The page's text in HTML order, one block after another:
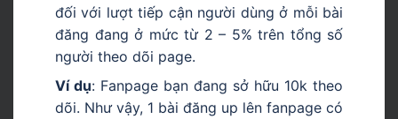
đối với lượt tiếp cận người dùng ở mỗi bài
đăng đang ở mức từ 2 – 5% trên tổng số
người theo dõi page.
Ví dụ: Fanpage bạn đang sở hữu 10k theo
dõi. Như vậy, 1 bài đăng up lên fanpage có